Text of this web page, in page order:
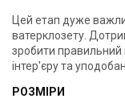
Цей етап дуже
ватерклозету.
зробити правильний
інтер'єру та
РОЗМІРИ